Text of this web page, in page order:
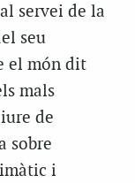
servei de la
seu
el món dit
mals
de
sobre
i